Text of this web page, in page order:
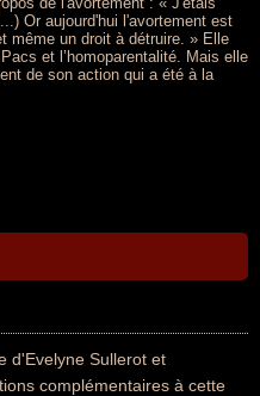
Or aujourd'hui l'avortement est
même un droit à détruire. » Elle
et l’homoparentalité. Mais elle
de son action qui a été à la
d'Evelyne Sullerot et
complémentaires à cette